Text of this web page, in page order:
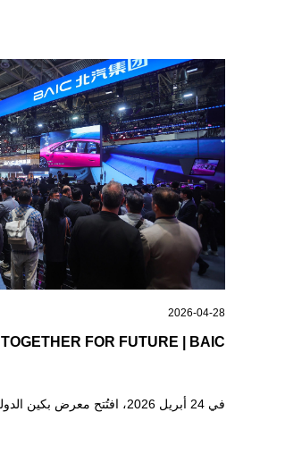
2026-04-28
TOGETHER FOR FUTURE | BAIC تشارك في معرض بكين للسيارات بعلامة تجارية مجددة ومصفوفة منتجات محدّثة
في 24 أبريل 2026، افتُتح معرض بكين الدولي للسيارات 2026 بحفل مبهر.